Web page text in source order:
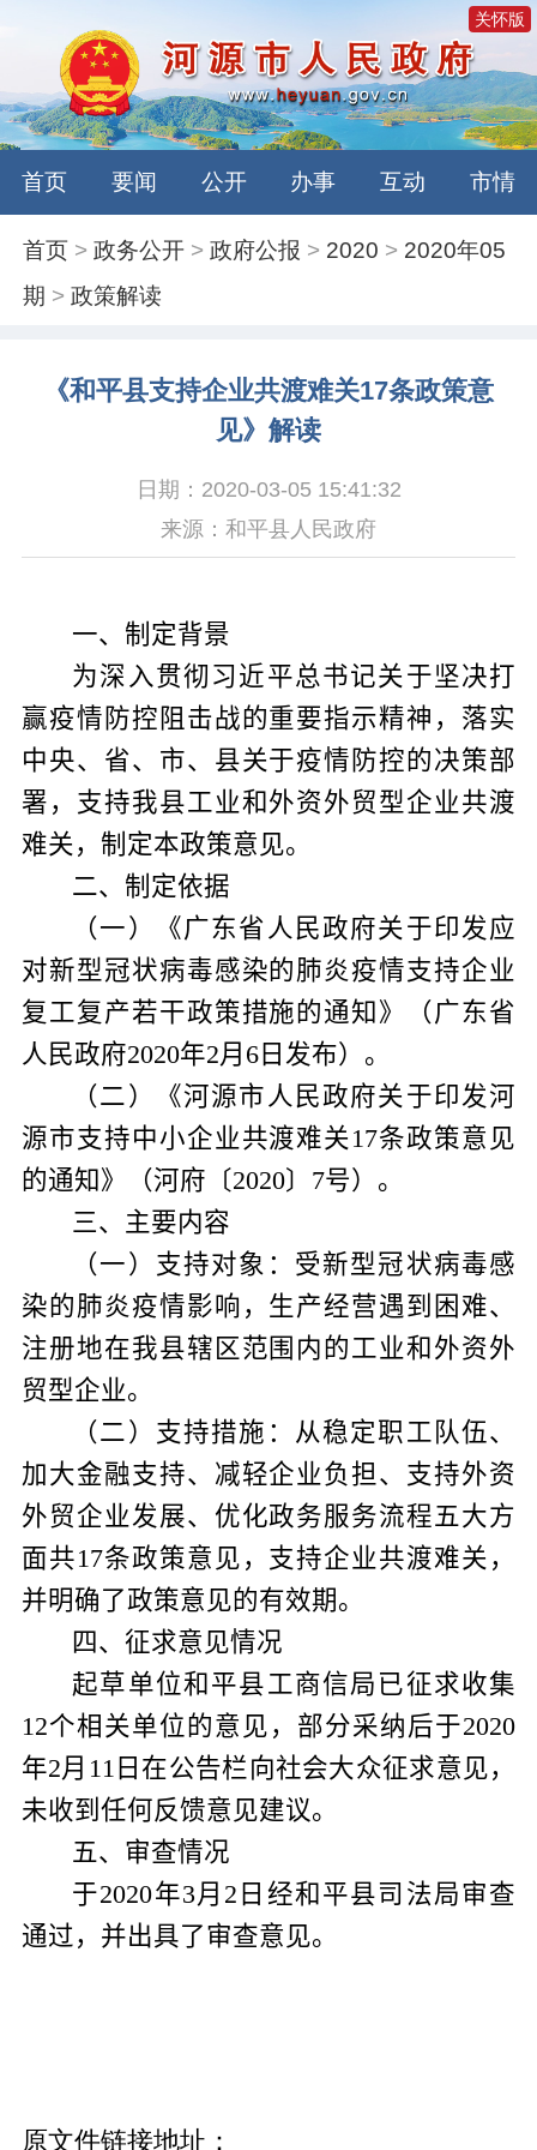
关怀版
首页 要闻 公开 办事 互动 市情
首页 >政务公开 >政府公报 > 2020 > 2020年05
期 >政策解读
《和平县支持企业共渡难关17条政策意
见》解读
日期：2020-03-05 15:41:32
来源：和平县人民政府
一、制定背景
为深入贯彻习近平总书记关于坚决打
赢疫情防控阻击战的重要指示精神，落实
中央、省、市、县关于疫情防控的决策部
署，支持我县工业和外资外贸型企业共渡
难关，制定本政策意见。
二、制定依据
（一）《广东省人民政府关于印发应
对新型冠状病毒感染的肺炎疫情支持企业
复工复产若干政策措施的通知》（广东省
人民政府2020年2月 6日发布）。
（二）《河源市人民政府关于印发河
源市支持中小企业共渡难关 17条政策意见
的通知》（河府〔2020〕 7号）。
三、主要内容
（一）支持对象：受新型冠状病毒感
染的肺炎疫情影响，生产经营遇到困难、
注册地在我县辖区范围内的工业和外资外
贸型企业。
（二）支持措施：从稳定职工队伍、
加大金融支持、减轻企业负担、支持外资
外贸企业发展、优化政务服务流程五大方
面共17条政策意见，支持企业共渡难关，
并明确了政策意见的有效期。
四、征求意见情况
起草单位和平县工商信局已征求收集
12个相关单位的意见，部分采纳后于2020
年2月 11 日在公告栏向社会大众征求意见，
未收到任何反馈意见建议。
五、审查情况
于2020年3月 2 日经和平县司法局审查
通过，并出具了审查意见。
原文件链接地址：